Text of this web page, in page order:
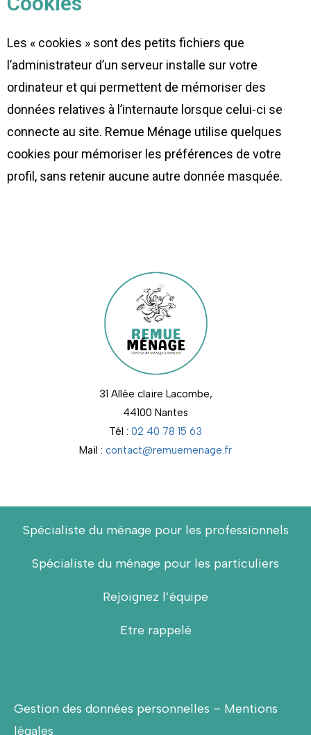
Les « cookies » sont des petits fichiers que
l’administrateur d’un serveur installe sur votre
ordinateur et qui permettent de mémoriser des
données relatives à l’internaute lorsque celui-ci se
connecte au site. Remue Ménage utilise quelques
cookies pour mémoriser les préférences de votre
profil, sans retenir aucune autre donnée masquée.
31 Allée claire Lacombe,
44100 Nantes
Tél : 02 40 78 15 63
Mail : contact@remuemenage.fr
Spécialiste du ménage pour les professionnels
Spécialiste du ménage pour les particuliers
Rejoignez l’équipe
Etre rappelé
Gestion des données personnelles – Mentions
légales